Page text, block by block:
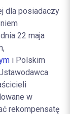
dla posiadaczy
22 maja
i Polskim
w
rekompensatę